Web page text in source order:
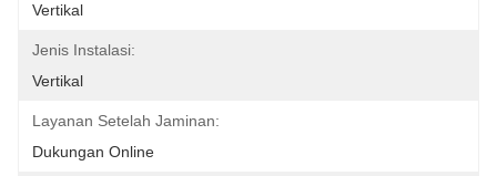
Vertikal
Jenis Instalasi:
Vertikal
Layanan Setelah Jaminan:
Dukungan Online